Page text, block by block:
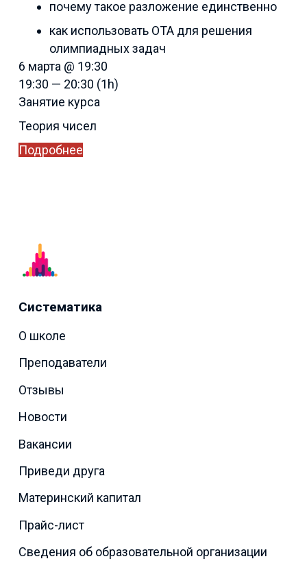
почему такое разложение единственно
как использовать ОТА для решения
олимпиадных задач
6 марта @ 19:30
19:30 — 20:30 (1h)
Занятие курса
Теория чисел
Подробнее
Систематика
О школе
Преподаватели
Отзывы
Новости
Вакансии
Приведи друга
Материнский капитал
Прайс-лист
Сведения об образовательной организации